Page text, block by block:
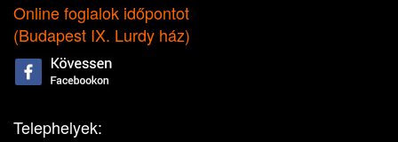
Online foglalok időpontot
(Budapest IX. Lurdy ház)
Telephelyek: